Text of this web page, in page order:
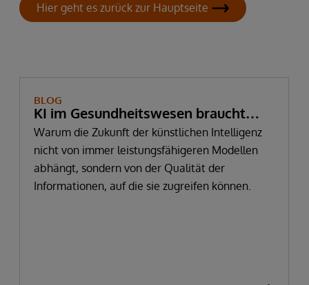
Hier geht es zurück zur Hauptseite
BLOG
KI im Gesundheitswesen braucht
mehr als Daten – sie braucht
vertrauenswürdige Informationen
Warum die Zukunft der künstlichen Intelligenz
nicht von immer leistungsfähigeren Modellen
abhängt, sondern von der Qualität der
Informationen, auf die sie zugreifen können.